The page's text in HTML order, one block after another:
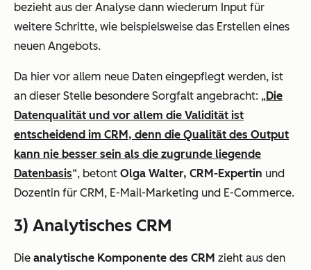
bezieht aus der Analyse dann wiederum Input für
weitere Schritte, wie beispielsweise das Erstellen eines
neuen Angebots.
Da hier vor allem neue Daten eingepflegt werden, ist
an dieser Stelle besondere Sorgfalt angebracht: „Die
Datenqualität und vor allem die Validität ist
entscheidend im CRM, denn die Qualität des Output
kann nie besser sein als die zugrunde liegende
Datenbasis“, betont Olga Walter, CRM-Expertin und
Dozentin für CRM, E-Mail-Marketing und E-Commerce.
3) Analytisches CRM
Die analytische Komponente des CRM zieht aus den